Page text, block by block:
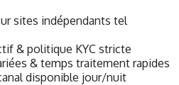
sites indépendants tel
& politique KYC stricte
& temps traitement rapides
disponible jour/nuit